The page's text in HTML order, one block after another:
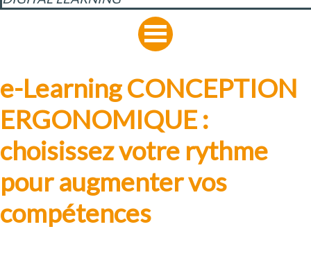
e-Learning CONCEPTION
ERGONOMIQUE :
choisissez votre rythme
pour augmenter vos
compétences